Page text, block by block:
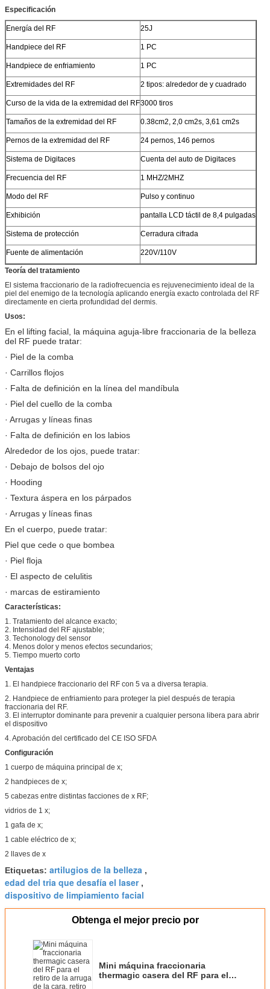
Especificación
Energía del RF 25J
Handpiece del RF 1 PC
Handpiece de enfriamiento 1 PC
Extremidades del RF 2 tipos: alrededor de y cuadrado
Curso de la vida de la extremidad del RF3000 tiros
Tamaños de la extremidad del RF 0.38cm2, 2,0 cm2s, 3,61 cm2s
Pernos de la extremidad del RF 24 pernos, 146 pernos
Sistema de Digitaces Cuenta del auto de Digitaces
Frecuencia del RF 1 MHZ/2MHZ
Modo del RF Pulso y continuo
Exhibición pantalla LCD táctil de 8,4 pulgadas
Sistema de protección Cerradura cifrada
Fuente de alimentación 220V/110V
Teoría del tratamiento
El sistema fraccionario de la radiofrecuencia es rejuvenecimiento ideal de la
piel del enemigo de la tecnología aplicando energía exacto controlada del RF
directamente en cierta profundidad del dermis.
Usos:
En el lifting facial, la máquina aguja-libre fraccionaria de la belleza
del RF puede tratar:
· Piel de la comba
· Carrillos flojos
· Falta de definición en la línea del mandíbula
· Piel del cuello de la comba
· Arrugas y líneas finas
· Falta de definición en los labios
Alrededor de los ojos, puede tratar:
· Debajo de bolsos del ojo
· Hooding
· Textura áspera en los párpados
· Arrugas y líneas finas
En el cuerpo, puede tratar:
Piel que cede o que bombea
· Piel floja
· El aspecto de celulitis
· marcas de estiramiento
Características:
1. Tratamiento del alcance exacto;
2. Intensidad del RF ajustable;
3. Techonology del sensor
4. Menos dolor y menos efectos secundarios;
5. Tiempo muerto corto
Ventajas
1. El handpiece fraccionario del RF con 5 va a diversa terapia.
2. Handpiece de enfriamiento para proteger la piel después de terapia
fraccionaria del RF.
3. El interruptor dominante para prevenir a cualquier persona libera para abrir
el dispositivo
4. Aprobación del certificado del CE ISO SFDA
Configuración
1 cuerpo de máquina principal de x;
2 handpieces de x;
5 cabezas entre distintas facciones de x RF;
vidrios de 1 x;
1 gafa de x;
1 cable eléctrico de x;
2 llaves de x
Etiquetas: artilugios de la belleza ,
edad del tria que desafía el laser,
dispositivo de limpiamiento facial
Obtenga el mejor precio por
Mini máquina fraccionaria
thermagic casera del RF para el